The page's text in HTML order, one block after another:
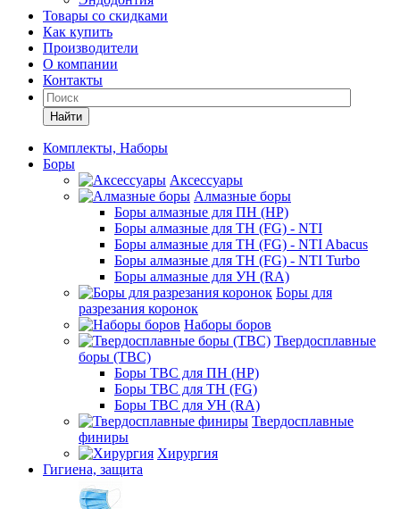
Товары со скидками
Как купить
Производители
О компании
Контакты
Найти
Комплекты, Наборы
Боры
Аксессуары
Алмазные боры
Боры алмазные для ПН (HP)
Боры алмазные для ТН (FG) - NTI
Боры алмазные для ТН (FG) - NTI Abacus
Боры алмазные для ТН (FG) - NTI Turbo
Боры алмазные для УН (RA)
Боры для
разрезания коронок
Наборы боров
Твердосплавные
боры (ТВС)
Боры ТВС для ПН (HP)
Боры ТВС для ТН (FG)
Боры ТВС для УН (RA)
Твердосплавные
финиры
Хирургия
Гигиена, защита